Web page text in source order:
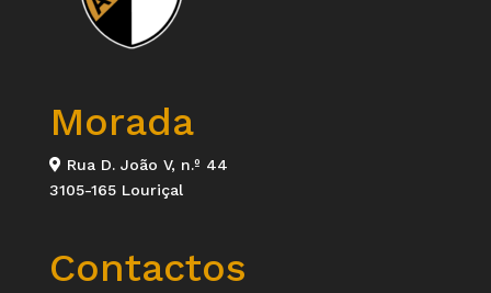
Morada
Rua D. João V, n.º 44
3105-165 Louriçal
Contactos